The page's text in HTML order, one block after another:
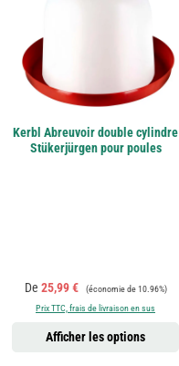
Kerbl Abreuvoir double cylindre
Stükerjürgen pour poules
Prix de vente :
De 25,99 € Prix régulier :
(économie de 10.96%)
Prix TTC, frais de livraison en sus
Afficher les options